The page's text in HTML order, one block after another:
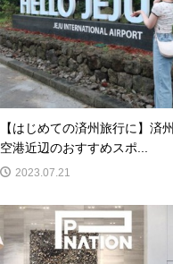
【はじめての済州旅行に】済州
空港近辺のおすすめスポ...
2023.07.21